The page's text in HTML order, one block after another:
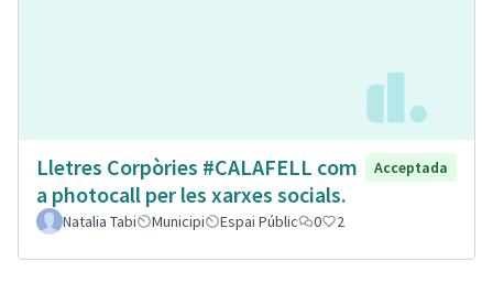
Lletres Corpòries #CALAFELL com
a photocall per les xarxes socials.
Acceptada
Natalia Tabi Municipi Espai Públic 0 2